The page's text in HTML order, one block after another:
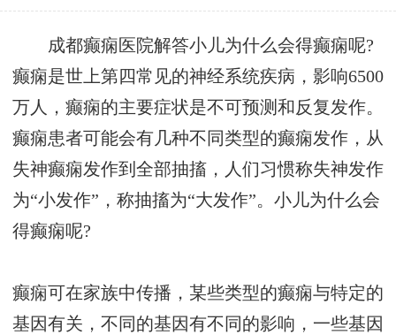
成都癫痫医院解答小儿为什么会得癫痫呢?
癫痫是世上第四常见的神经系统疾病，影响6500
万人，癫痫的主要症状是不可预测和反复发作。
癫痫患者可能会有几种不同类型的癫痫发作，从
失神癫痫发作到全部抽搐，人们习惯称失神发作
为“小发作”，称抽搐为“大发作”。小儿为什么会
得癫痫呢?
癫痫可在家族中传播，某些类型的癫痫与特定的
基因有关，不同的基因有不同的影响，一些基因